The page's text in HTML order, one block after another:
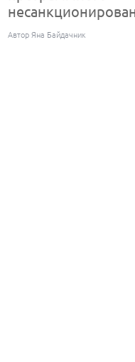
Автор Яна Байдачник